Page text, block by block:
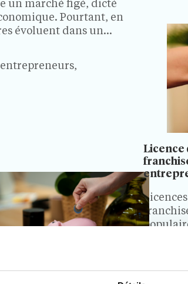
un marché figé, dicté
Pourtant, en
évoluent dans un
le pas,
Licence
aussi
d’entrée en franchise :